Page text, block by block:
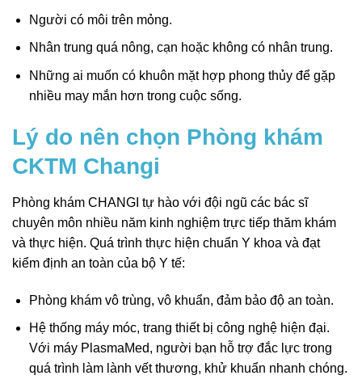
Người có môi trên mỏng.
Nhân trung quá nông, cạn hoặc không có nhân trung.
Những ai muốn có khuôn mặt hợp phong thủy để gặp
nhiều may mắn hơn trong cuộc sống.
Lý do nên chọn Phòng khám
CKTM Changi
Phòng khám CHANGI tự hào với đội ngũ các bác sĩ
chuyên môn nhiều năm kinh nghiệm trực tiếp thăm khám
và thực hiện. Quá trình thực hiện chuẩn Y khoa và đạt
kiểm định an toàn của bộ Y tế:
Phòng khám vô trùng, vô khuẩn, đảm bảo độ an toàn.
Hệ thống máy móc, trang thiết bị công nghệ hiện đại.
Với máy PlasmaMed, người bạn hỗ trợ đắc lực trong
quá trình làm lành vết thương, khử khuẩn nhanh chóng.